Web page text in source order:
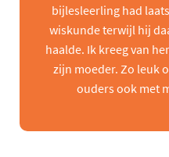
bijlesleerling had
wiskunde terwijl hij
haalde. Ik kreeg van
zijn moeder. Zo leuk
ouders ook met